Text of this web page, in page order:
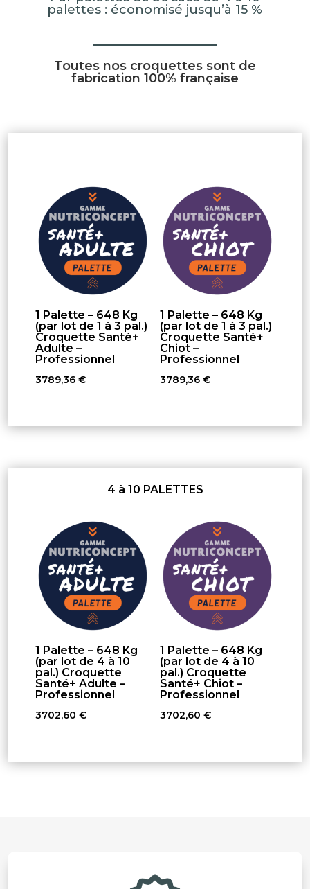
palettes : économisé jusqu’à 15 %
Toutes nos croquettes sont de
fabrication 100% française
1 Palette – 648 Kg
(par lot de 1 à 3 pal.)
Croquette Santé+
Adulte –
Professionnel
3789,36€
1 Palette – 648 Kg
(par lot de 1 à 3 pal.)
Croquette Santé+
Chiot –
Professionnel
3789,36 €
4 à 10 PALETTES
1 Palette – 648 Kg
(par lot de 4 à 10
pal.) Croquette
Santé+ Adulte –
Professionnel
3702,60€
1 Palette – 648 Kg
(par lot de 4 à 10
pal.) Croquette
Santé+ Chiot –
Professionnel
3702,60 €